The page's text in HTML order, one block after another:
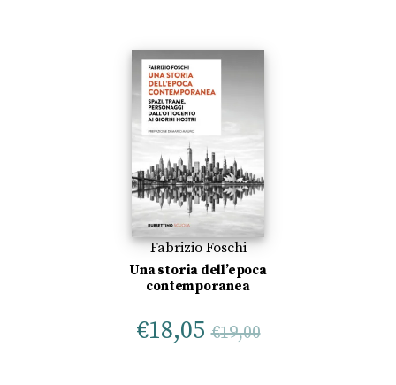
Fabrizio Foschi
Una storia dell’epoca
contemporanea
€18,05 €19,00